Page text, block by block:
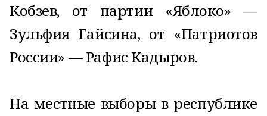
Кобзев, от партии «Яблоко» —
Зульфия Гайсина, от «Патриотов
России» — Рафис Кадыров.
На местные выборы в республике